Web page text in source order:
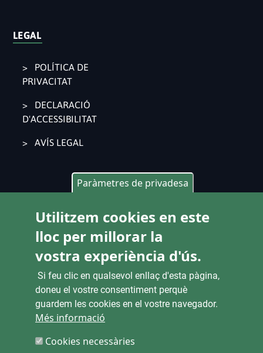
LEGAL
POLÍTICA DE
PRIVACITAT
DECLARACIÓ
D'ACCESSIBILITAT
AVÍS LEGAL
Pl. Ajuntament 9, 2° 46002. València
963 53 37 90
CANALS D'ATENCIÓ CIUTADANA
ENLACES
Paràmetres de privadesa
Utilitzem cookies en este
lloc per millorar la
vostra experiència d'ús.
Si feu clic en qualsevol enllaç d'esta pàgina,
doneu el vostre consentiment perquè
guardem les cookies en el vostre navegador.
Més informació
Cookies necessàries